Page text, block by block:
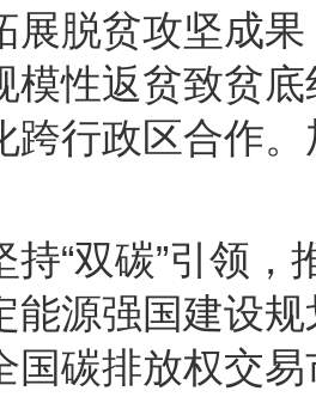
展脱贫攻坚成
模性返贫致贫
跨行政区合作
双碳”引领，
能源强国建设
国碳排放权交